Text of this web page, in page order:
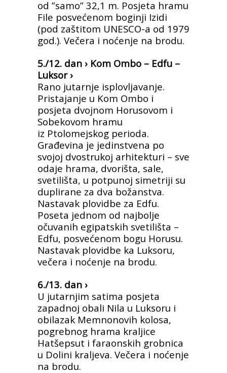
od ”samo” 32,1 m. Posjeta hramu
File posvećenom boginji Izidi
(pod zaštitom UNESCO-a od 1979
god.). Večera i noćenje na brodu.
5./12. dan › Kom Ombo – Edfu –
Luksor ›
Rano jutarnje isplovljavanje.
Pristajanje u Kom Ombo i
posjeta dvojnom Horusovom i
Sobekovom hramu
iz Ptolomejskog perioda.
Građevina je jedinstvena po
svojoj dvostrukoj arhitekturi – sve
odaje hrama, dvorišta, sale,
svetilišta, u potpunoj simetriji su
duplirane za dva božanstva.
Nastavak plovidbe za Edfu.
Poseta jednom od najbolje
očuvanih egipatskih svetilišta –
Edfu, posvećenom bogu Horusu.
Nastavak plovidbe ka Luksoru,
večera i noćenje na brodu.
6./13. dan ›
U jutarnjim satima posjeta
zapadnoj obali Nila u Luksoru i
obilazak Memnonovih kolosa,
pogrebnog hrama kraljice
Hatšepsut i faraonskih grobnica
u Dolini kraljeva. Večera i noćenje
na brodu.